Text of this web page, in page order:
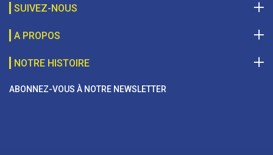
SUIVEZ-NOUS
A PROPOS
NOTRE HISTOIRE
ABONNEZ-VOUS À NOTRE NEWSLETTER